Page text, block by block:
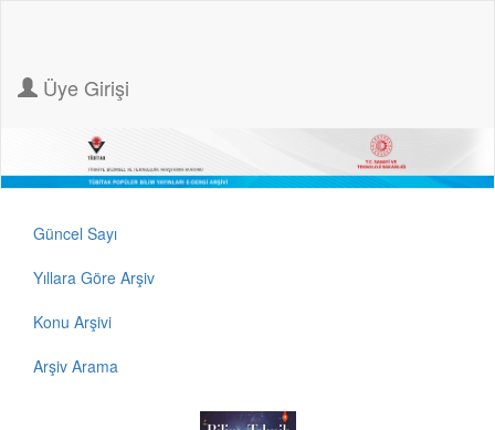
Üye Girişi
Güncel Sayı
Yıllara Göre Arşiv
Konu Arşivi
Arşiv Arama